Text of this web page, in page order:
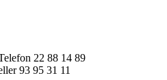
22 88 14 89
93 95 31 11